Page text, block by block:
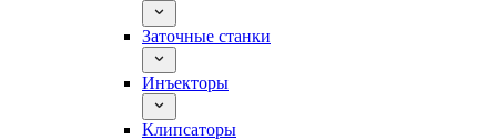
Заточные станки
Инъекторы
Клипсаторы